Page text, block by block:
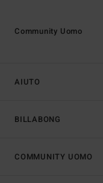
AIUTO
BILLABONG
Community Uomo
COMMUNITY UOMO